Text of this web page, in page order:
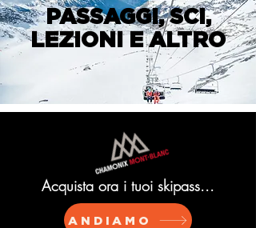
PASSAGGI, SCI,
LEZIONI E ALTRO
Acquista ora i tuoi skipass...
ANDIAMO